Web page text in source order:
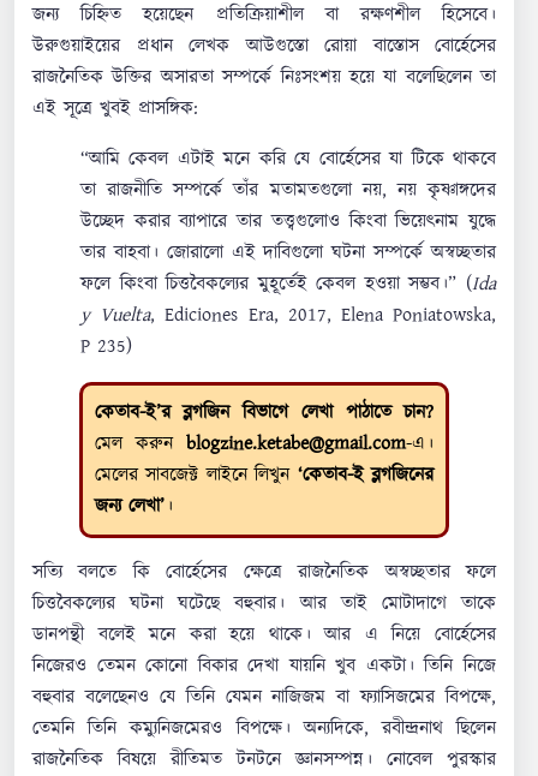
জন্য চিহ্নিত হয়েছেন প্রতিক্রিয়াশীল বা রক্ষণশীল হিসেবে।
উরুগুয়াইয়ের প্রধান লেখক আউগুস্তো রোয়া বাস্তোস বোর্হেসের
রাজনৈতিক উক্তির অসারতা সম্পর্কে নিঃসংশয় হয়ে যা বলেছিলেন তা
এই সূত্রে খুবই প্রাসঙ্গিক:
“আমি কেবল এটাই মনে করি যে বোর্হেসের যা টিকে থাকবে
তা রাজনীতি সম্পর্কে তাঁর মতামতগুলো নয়, নয় কৃষ্ণাঙ্গদের
উচ্ছেদ করার ব্যাপারে তার তত্ত্বগুলোও কিংবা ভিয়েৎনাম যুদ্ধে
তার বাহবা। জোরালো এই দাবিগুলো ঘটনা সম্পর্কে অস্বচ্ছতার
ফলে কিংবা চিত্তবৈকল্যের মুহূর্তেই কেবল হওয়া সম্ভব।” (Ida
y Vuelta, Ediciones Era, 2017, Elena Poniatowska,
P 235)
কেতাব-ই’র ব্লগজিন বিভাগে লেখা পাঠাতে চান?
মেল করুনblogzine.ketabe@gmail.com-এ।
মেলের সাবজেক্ট লাইনে লিখুন ‘কেতাব-ই ব্লগজিনের
জন্য লেখা’।
সত্যি বলতে কি বোর্হেসের ক্ষেত্রে রাজনৈতিক অস্বচ্ছতার ফলে
চিত্তবৈকল্যের ঘটনা ঘটেছে বহুবার। আর তাই মোটাদাগে তাকে
ডানপন্থী বলেই মনে করা হয়ে থাকে। আর এ নিয়ে বোর্হেসের
নিজেরও তেমন কোনো বিকার দেখা যায়নি খুব একটা। তিনি নিজে
বহুবার বলেছেনও যে তিনি যেমন নাজিজম বা ফ্যাসিজমের বিপক্ষে,
তেমনি তিনি কম্যুনিজমেরও বিপক্ষে। অন্যদিকে, রবীন্দ্রনাথ ছিলেন
রাজনৈতিক বিষয়ে রীতিমত টনটনে জ্ঞানসম্পন্ন। নোবেল পুরস্কার